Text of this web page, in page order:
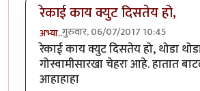
रेकाई काय क्युट दिसतेय हो,
अभ्या..गुरुवार, 06/07/2017 10:45
रेकाई काय क्युट दिसतेय हो, थोडा
गोस्वामीसारखा चेहरा आहे. हातात
आहाहाहा